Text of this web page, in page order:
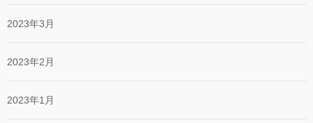
2023年3月
2023年2月
2023年1月